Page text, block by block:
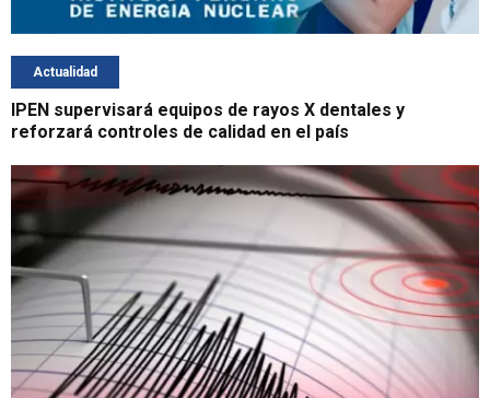
Actualidad
IPEN supervisará equipos de rayos X dentales y
reforzará controles de calidad en el país